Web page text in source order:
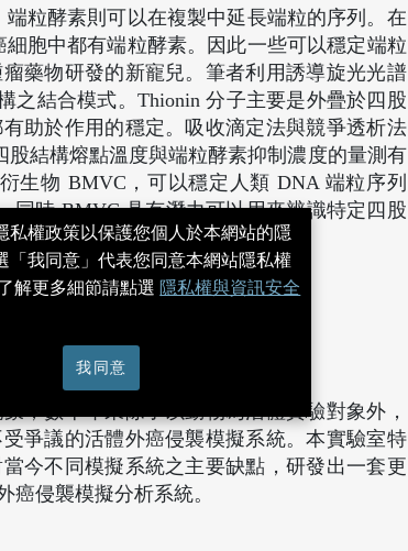
粒酵素則可以在複製中延長端粒的序列。在
胞中都有端粒酵素。因此一些可以穩定端粒
藥物研發的新寵兒。筆者利用誘導旋光光譜
之結合模式。Thionin 分子主要是外疊於四股
助於作用的穩定。吸收滴定法與競爭透析法
結構熔點溫度與端粒酵素抑制濃度的量測有
生物 BMVC，可以穩定人類 DNA 端粒序列
同時 BMVC 具有潛力可以用來辨識特定四股
展
，數十年來除了以動物為活體實驗對象外，
爭議的活體外癌侵襲模擬系統。本實驗室特
今不同模擬系統之主要缺點，研發出一套更
侵襲模擬分析系統。
私權政策以保護您個人於本網站的隱
「我同意」代表您同意本網站隱私權
解更多細節請點選 隱私權與資訊安全
我同意